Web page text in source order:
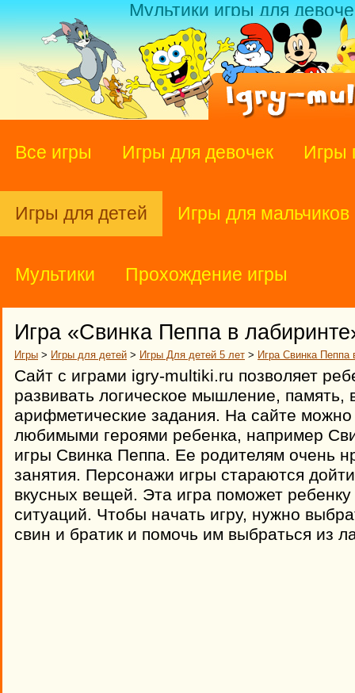
Мультики игры для
Все игры Игры для девочек Игры
Игры для детей Игры для мальчиков
Мультики Прохождение игры
Игра «Свинка Пеппа в
Игры > Игры для детей > Игры Для детей 5 лет > Игра Свинка Пеппа
Сайт с играми igry-multiki.ru позволяет
развивать логическое мышление,
арифметические задания. На сайте можно
любимыми героями ребенка, например
игры Свинка Пеппа. Ее родителям очень
занятия. Персонажи игры стараются
вкусных вещей. Эта игра поможет
ситуаций. Чтобы начать игру, нужно
свин и братик и помочь им выбраться из